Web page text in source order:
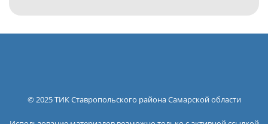
© 2025 ТИК Ставропольского района Самарской области